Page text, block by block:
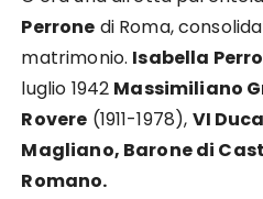
Perrone di Roma,
matrimonio. Isabella
luglio 1942 Massimiliano
Rovere (1911-1978), VI
Magliano, Barone di
Romano.